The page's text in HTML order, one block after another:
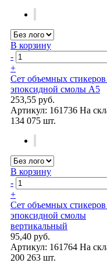
В корзину
-
+
Сет объемных стикеров
эпоксидной смолы А5
253,55 руб.
Артикул: 161736 На
134 075 шт.
В корзину
-
+
Сет объемных стикеров
эпоксидной смолы
вертикальный
95,40 руб.
Артикул: 161764 На
200 263 шт.